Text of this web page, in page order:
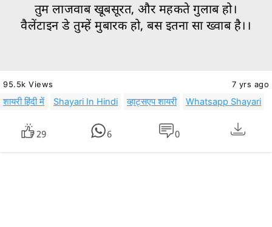
तुम लाजवाब खूबसूरत, और महकते गुलाब हो।
वैलेंटाइन डे तुम्हें मुबारक हो, बस इतना सा ख्वाब है।।
95.5k Views 7 yrs ago
शायरी हिंदी में Shayari In Hindi व्हाट्सएप शायरी Whatsapp Shayari
29 6 0